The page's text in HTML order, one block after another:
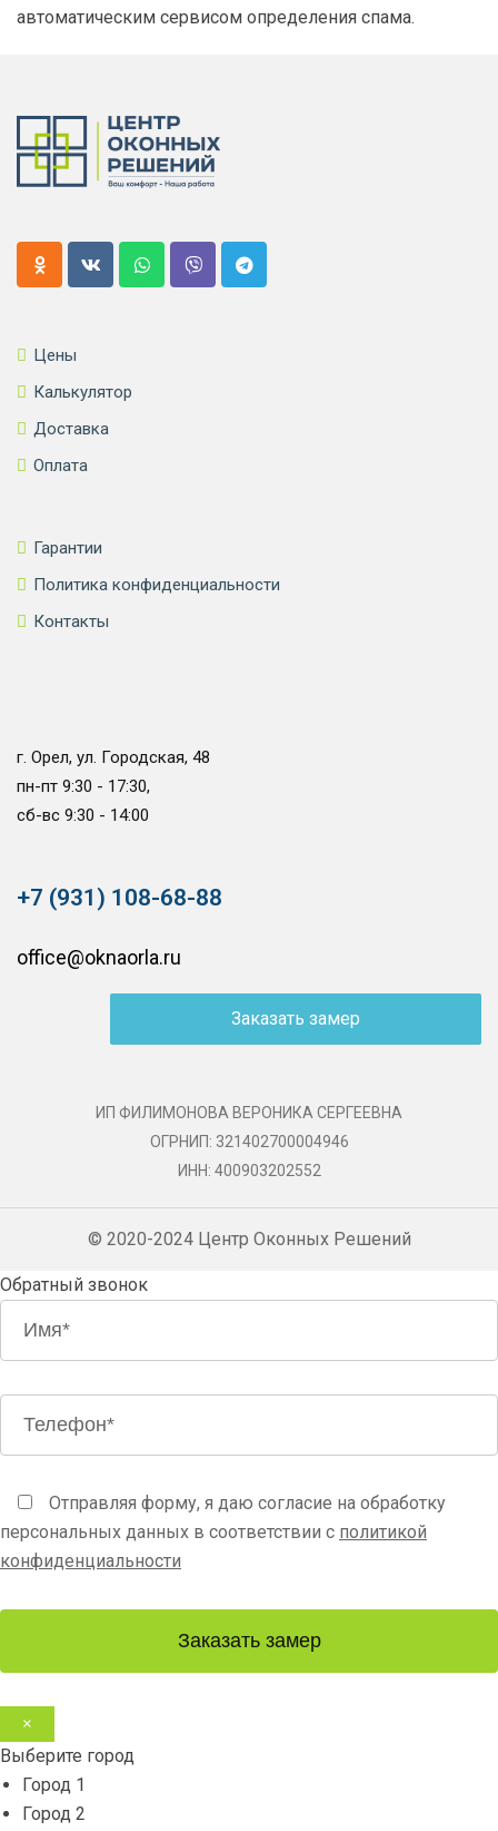
автоматическим сервисом определения спама.
Цены
Калькулятор
Доставка
Оплата
Гарантии
Политика конфиденциальности
Контакты
г. Орел, ул. Городская, 48
пн-пт 9:30 - 17:30,
сб-вс 9:30 - 14:00
+7 (931) 108-68-88
office@oknaorla.ru
Заказать замер
ИП ФИЛИМОНОВА ВЕРОНИКА СЕРГЕЕВНА
ОГРНИП: 321402700004946
ИНН: 400903202552
© 2020-2024 Центр Оконных Решений
Обратный звонок
Отправляя форму, я даю согласие на обработку
персональных данных в соответствии с политикой
конфиденциальности
Заказать замер
×
Выберите город
Город 1
Город 2